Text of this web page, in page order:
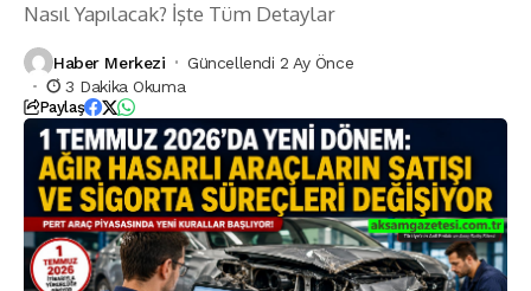
Nasıl Yapılacak? İşte Tüm Detaylar
Haber Merkezi
Güncellendi 2 Ay Önce
3 Dakika Okuma
Paylaş